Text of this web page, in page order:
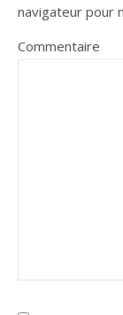
navigateur pour
Commentaire